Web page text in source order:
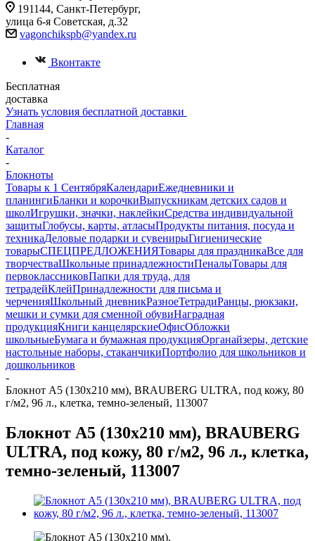
191144, Санкт-Петербург,
улица 6-я Советская, д.32
vagonchikspb@yandex.ru
Вконтакте
Бесплатная
доставка
Узнать условия бесплатной доставки
Главная
-
Каталог
-
Блокноты
Товары к 1 СентябряКалендариЕжедневники и
планингиБланки и корочкиВыпускникам детских садов и
школИгрушки, значки, наклейкиСредства индивидуальной
защитыГлобусы, карты, атласыПродукты питания, посуда и
техникаДеловые подарки и сувенирыГигиенические
товарыСПЕЦПРЕДЛОЖЕНИЯТовары для праздникаВсе для
творчестваШкольные принадлежностиПеналыТовары для
первоклассниковПапки для труда, для
тетрадейКлейПринадлежности для письма и
черченияШкольный дневникРазноеТетрадиРанцы, рюкзаки,
мешки и сумки для сменной обувиНаградная
продукцияКниги канцелярскиеОфисОбложки
школьныеБумага и бумажная продукцияОрганайзеры, детские
настольные наборы, стаканчикиПортфолио для школьников и
дошкольников
-
Блокнот А5 (130х210 мм), BRAUBERG ULTRA, под кожу, 80
г/м2, 96 л., клетка, темно-зеленый, 113007
Блокнот А5 (130х210 мм), BRAUBERG
ULTRA, под кожу, 80 г/м2, 96 л., клетка,
темно-зеленый, 113007